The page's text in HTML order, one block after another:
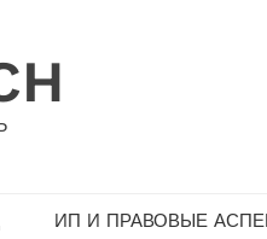
ИП И ПРАВОВЫЕ